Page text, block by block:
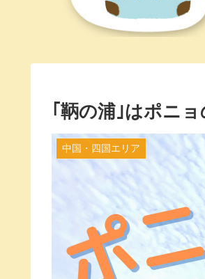
｢鞆の浦｣はポニ
中国・四国エリア